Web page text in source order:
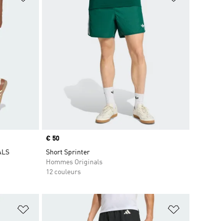
Prix
€ 50
Short Sprinter
Hommes Originals
12 couleurs
Ajouter à la Liste de produits favoris